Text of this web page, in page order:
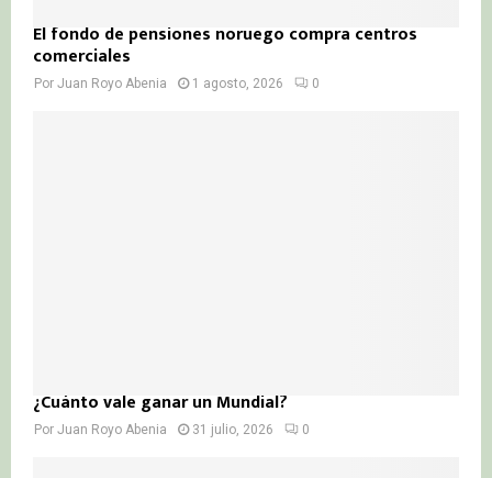
El fondo de pensiones noruego compra centros
comerciales
Por Juan Royo Abenia 1 agosto, 2026 0
¿Cuánto vale ganar un Mundial?
Por Juan Royo Abenia 31 julio, 2026 0